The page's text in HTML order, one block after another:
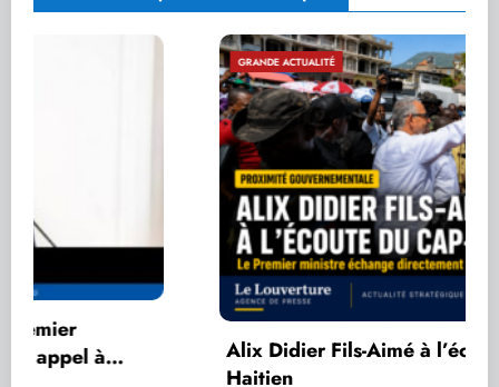
Alix Didier Fils-Aimé à l’écoute du cap-